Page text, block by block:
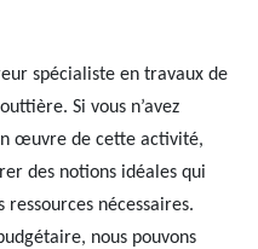
spécialiste en travaux de
Si vous n’avez
œuvre de cette activité,
des notions idéales qui
nécessaires.
nous pouvons